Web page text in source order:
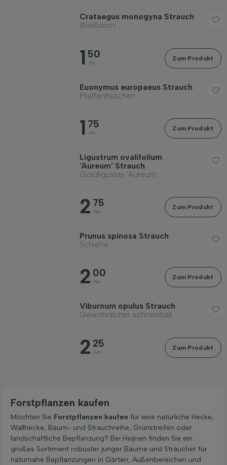
Crataegus monogyna Strauch
Weißdorn
1 50
Ab
Zum Produkt
Euonymus europaeus Strauch
Pfaffenhütchen
1 75
Ab
Zum Produkt
Ligustrum ovalifolium
'Aureum' Strauch
Goldliguster 'Aureum'
2 75
Ab
Zum Produkt
Prunus spinosa Strauch
Schlehe
2 00
Ab
Zum Produkt
Viburnum opulus Strauch
Gewöhnlicher schneeball
2 25
Ab
Zum Produkt
Forstpflanzen kaufen
Möchten Sie Forstpflanzen kaufen für eine natürliche Hecke,
Wallhecke, Baum- und Strauchreihe, Grünstreifen oder
landschaftliche Bepflanzung? Bei Heijnen finden Sie ein
großes Sortiment robuster junger Bäume und Sträucher für
naturnahe Bepflanzungen in Gärten, Außenbereichen und